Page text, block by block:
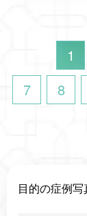
1
7
8
目的の症例